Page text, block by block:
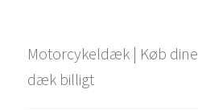
Motorcykeldæk | Køb dine
dæk billigt